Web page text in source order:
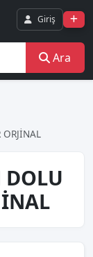
Giriş
Ara
DOLU